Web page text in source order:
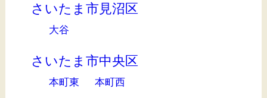
さいたま市見沼区
大谷
さいたま市中央区
本町東 本町西